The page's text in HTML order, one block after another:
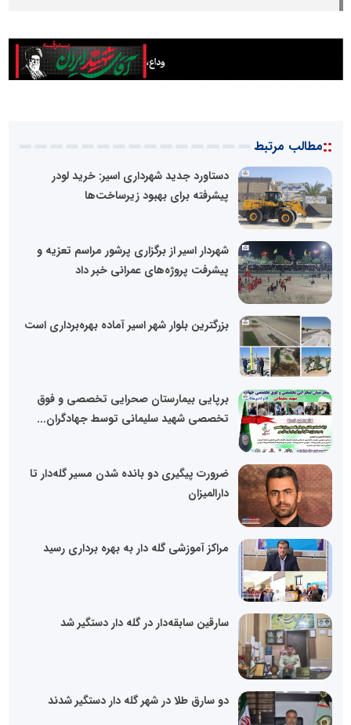
::مطالب مرتبط
دستاورد جدید شهرداری اسیر: خرید لودر
پیشرفته برای بهبود زیرساخت‌ها
شهردار اسیر از برگزاری پرشور مراسم تعزیه و
پیشرفت پروژه‌های عمرانی خبر داد
بزرگترین بلوار شهر اسیر آماده بهره‌برداری است
برپایی بیمارستان صحرایی تخصصی و فوق
تخصصی شهید سلیمانی توسط جهادگران...
ضرورت پیگیری دو بانده‌ شدن مسیر گله‌دار تا
دارالمیزان
مراکز آموزشی گله دار به بهره برداری رسید
سارقین سابقه‌دار در گله دار دستگیر شد
دو سارق طلا در شهر گله دار دستگیر شدند